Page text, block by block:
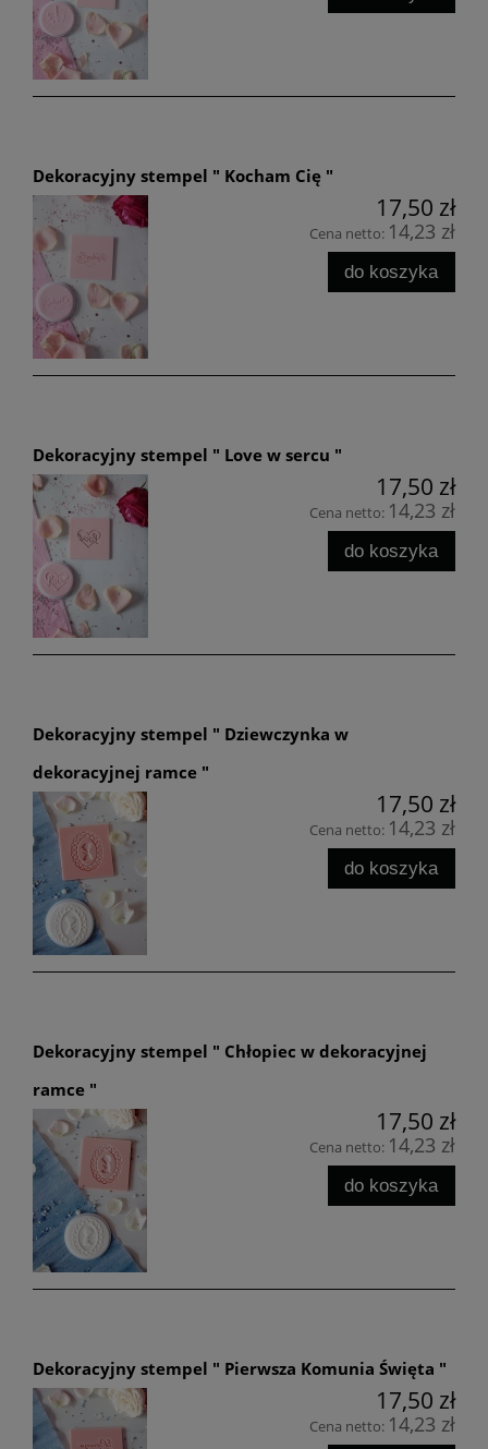
Dekoracyjny stempel " Kocham Cię "
17,50 zł
Cena netto: 14,23 zł
do koszyka
Dekoracyjny stempel " Love w sercu "
17,50 zł
Cena netto: 14,23 zł
do koszyka
Dekoracyjny stempel " Dziewczynka w
dekoracyjnej ramce "
17,50 zł
Cena netto: 14,23 zł
do koszyka
Dekoracyjny stempel " Chłopiec w dekoracyjnej
ramce "
17,50 zł
Cena netto: 14,23 zł
do koszyka
Dekoracyjny stempel " Pierwsza Komunia Święta "
17,50 zł
Cena netto: 14,23 zł